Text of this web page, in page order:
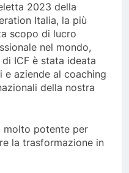
2023 della
Italia, la più
scopo di lucro
nel mondo,
ICF è stata ideata
aziende al coaching
della nostra
molto potente per
la trasformazione in